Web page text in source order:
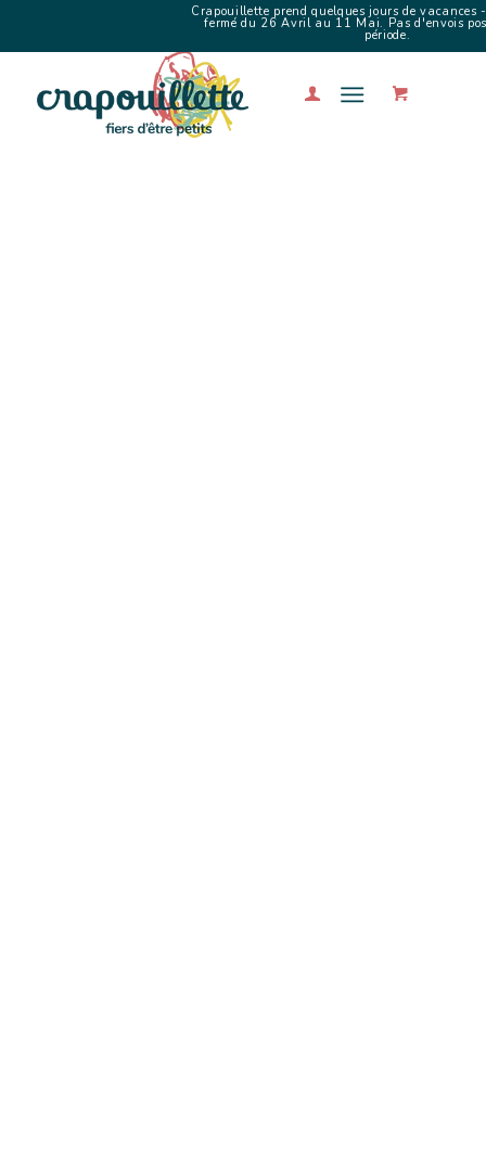
Crapouillette prend quelques jours de vacances
fermé du 26 Avril au 11 Mai. Pas d'envois
période.